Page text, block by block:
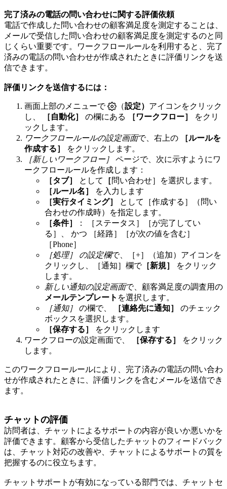
完了済みの電話の問い合わせに関する評価依頼
電話で作成した問い合わせの顧客満足度を測定することは、
メールで受信した問い合わせの顧客満足度を測定するのと同
じくらい重要です。ワークフロールールを利用すると、完了
済みの電話の問い合わせが作成されたときに評価リンクを送
信できます。
評価リンクを送信するには：
画面上部のメニューで （設定） アイコンをクリック
し、
［自動化］ の欄にある ［ワークフロー］
をクリ
ックします。
ワークフロールールの設定画面で、右上の
［ルールを
作成する］
をクリックします。
［新しいワークフロー］ ページで、次に示すようにワ
ークフロールールを作成します：
［タブ］
として ［問い合わせ］を選択します。
［ルール名］
を入力します
［実行タイミング］
として［作成する］（問い
合わせの作成時）を指定します。
［条件］
： ［ステータス］［が完了してい
る］、 かつ ［経路］［が次の値を含む］
［Phone］
［処理］ の設定欄で、［+］（追加）アイコンを
クリックし、［通知］欄で［新規］
をクリック
します。
新しい通知の設定画面で、顧客満足度の調査用の
メールテンプレート を選択します。
［通知］ の欄で、 ［連絡先に通知］ のチェック
ボックスを選択します。
［保存する］
をクリックします
ワークフローの設定画面で、
［保存する］
をクリック
します。
このワークフロールールにより、完了済みの電話の問い合わ
せが作成されたときに、評価リンクを含むメールを送信でき
ます。
チャットの評価
訪問者は、チャットによるサポートの内容が良いか悪いかを
評価できます。顧客から受信したチャットのフィードバック
は、チャット対応の改善や、チャットによるサポートの質を
把握するのに役立ちます。
チャットサポートが有効になっている部門では、チャットセ